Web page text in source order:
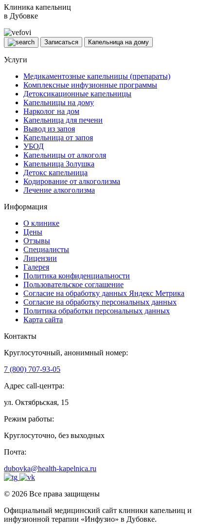
Клиника капельниц
в Дубовке
Записаться Капельница на дому
Услуги
Медикаментозные капельницы (препараты)
Комплексные инфузионные программы
Детоксикационные капельницы
Капельницы на дому
Нарколог на дом
Капельница для печени
Вывод из запоя
Капельница от запоя
УБОД
Капельницы от алкоголя
Капельница Золушка
Детокс капельница
Кодирование от алкоголизма
Лечение алкоголизма
Информация
О клинике
Цены
Отзывы
Специалисты
Лицензии
Галерея
Политика конфиденциальности
Пользовательское соглашение
Согласие на обработку данных Яндекс Метрика
Согласие на обработку персональных данных
Политика обработки персональных данных
Карта сайта
Контакты
Круглосуточный, анонимный номер:
7 (800) 707-93-05
Адрес call-центра:
ул. Октябрьская, 15
Режим работы:
Круглосуточно, без выходных
Почта:
dubovka@health-kapelnica.ru
© 2026 Все права защищены
Официальный медицинский сайт клиники капельниц и
инфузионной терапии «Инфузио» в Дубовке.